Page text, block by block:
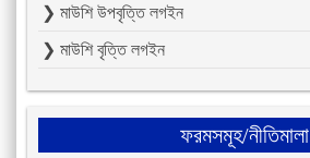
❯ মাউশি উপবৃত্তি লগইন
❯ মাউশি বৃত্তি লগইন
ফরমসমূহ/নীতিমালা